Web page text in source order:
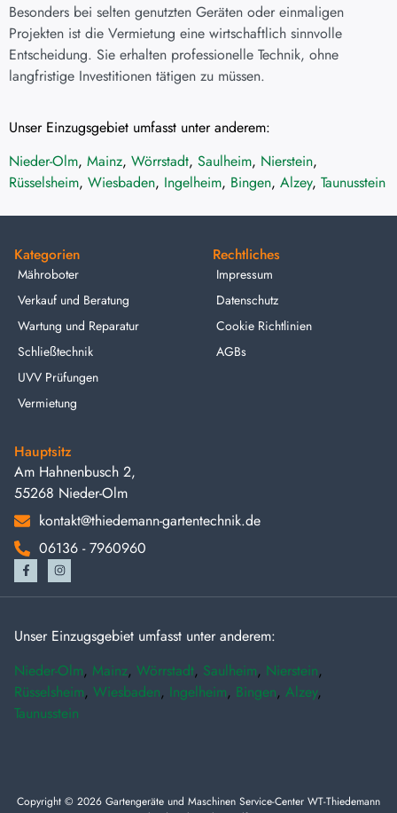
Besonders bei selten genutzten Geräten oder einmaligen
Projekten ist die Vermietung eine wirtschaftlich sinnvolle
Entscheidung. Sie erhalten professionelle Technik, ohne
langfristige Investitionen tätigen zu müssen.
Unser Einzugsgebiet umfasst unter anderem:
Nieder-Olm, Mainz, Wörrstadt, Saulheim, Nierstein,
Rüsselsheim, Wiesbaden, Ingelheim, Bingen, Alzey, Taunusstein
Kategorien
Mähroboter
Verkauf und Beratung
Wartung und Reparatur
Schließtechnik
UVV Prüfungen
Vermietung
Rechtliches
Impressum
Datenschutz
Cookie Richtlinien
AGBs
Hauptsitz
Am Hahnenbusch 2,
55268 Nieder-Olm
kontakt@thiedemann-gartentechnik.de
06136 - 7960960
Unser Einzugsgebiet umfasst unter anderem:
Nieder-Olm, Mainz, Wörrstadt, Saulheim, Nierstein,
Rüsselsheim, Wiesbaden, Ingelheim, Bingen, Alzey,
Taunusstein
Copyright © 2026 Gartengeräte und Maschinen Service-Center WT-Thiedemann